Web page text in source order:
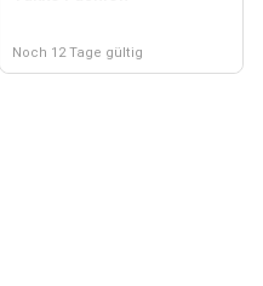
Noch 12 Tage gültig